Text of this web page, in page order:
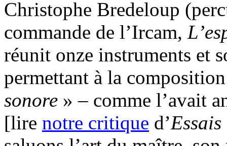
Christophe Bredeloup
commande de l’Ircam,
réunit onze instruments et
permettant à la
sonore » – comme l’avait
[lire notre critique d’